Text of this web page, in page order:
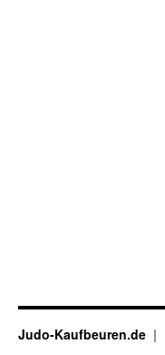
Judo-Kaufbeuren.de